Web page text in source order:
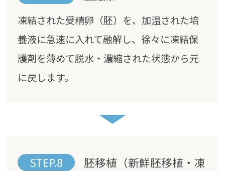
凍結された受精卵（胚）を、加温された培
養液に急速に入れて融解し、徐々に凍結保
護剤を薄めて脱水・濃縮された状態から元
に戻します。
STEP.8
胚移植（新鮮胚移植・凍